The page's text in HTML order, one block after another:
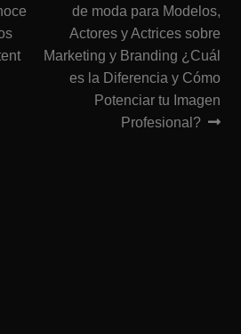
de moda para Modelos,
Actores y Actrices sobre
Marketing y Branding ¿Cuál
es la Diferencia y Cómo
Potenciar tu Imagen
Profesional?